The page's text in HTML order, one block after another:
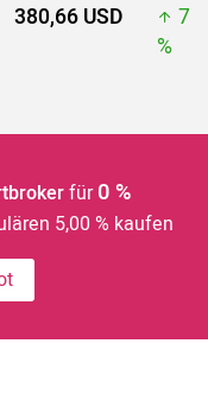
380,66 USD
%
für 0 %
5,00 % kaufen